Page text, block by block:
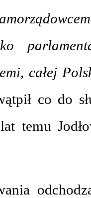
całej
co do
temu